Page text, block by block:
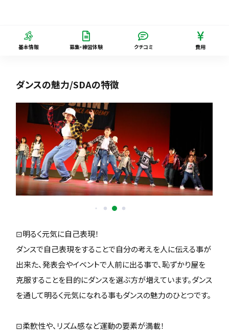
基本情報 募集・練習体験 クチコミ 費用
ダンスの魅力/SDAの特徴
⊡明るく元気に自己表現！
ダンスで自己表現をすることで自分の考えを人に伝える事が
出来た、発表会やイベントで人前に出る事で、恥ずかり屋を
克服することを目的にダンスを選ぶ方が増えています。ダンス
を通して明るく元気になれる事もダンスの魅力のひとつです。
⊡柔軟性や、リズム感など運動の要素が満載！